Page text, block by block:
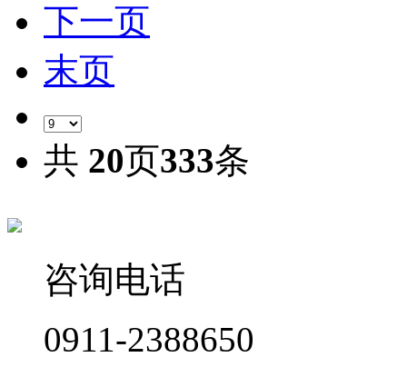
下一页
末页
共 20页333条
咨询电话
0911-2388650